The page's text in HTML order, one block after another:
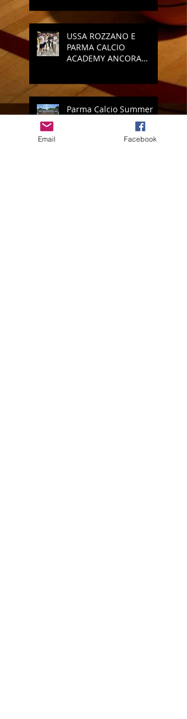
USSA ROZZANO E
PARMA CALCIO
ACADEMY ANCORA
Parma Calcio Summer
Camp: il bis è servito!
Email Facebook